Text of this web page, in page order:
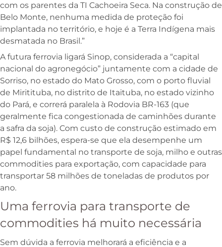
com os parentes da TI Cachoeira Seca. Na construção de
Belo Monte, nenhuma medida de proteção foi
implantada no território, e hoje é a Terra Indígena mais
desmatada no Brasil.”
A futura ferrovia ligará Sinop, considerada a “capital
nacional do agronegócio” juntamente com a cidade de
Sorriso, no estado do Mato Grosso, com o porto fluvial
de Miritituba, no distrito de Itaituba, no estado vizinho
do Pará, e correrá paralela à Rodovia BR-163 (que
geralmente fica congestionada de caminhões durante
a safra da soja). Com custo de construção estimado em
R$ 12,6 bilhões, espera-se que ela desempenhe um
papel fundamental no transporte de soja, milho e outras
commodities para exportação, com capacidade para
transportar 58 milhões de toneladas de produtos por
ano.
Uma ferrovia para transporte de
commodities há muito necessária
Sem dúvida a ferrovia melhorará a eficiência e a